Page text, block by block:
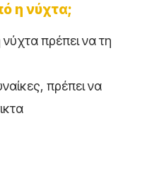
η νύχτα;
πρέπει να τη
πρέπει να